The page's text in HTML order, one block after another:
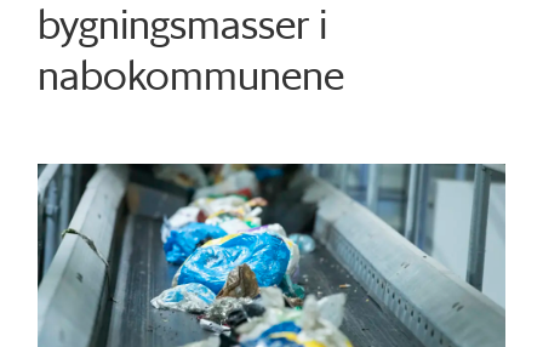
bygningsmasser i
nabokommunene